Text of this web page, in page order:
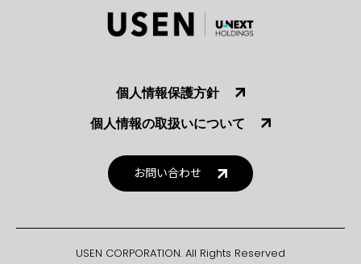
個人情報保護方針
個人情報の取扱いについて
お問い合わせ
USEN CORPORATION. All Rights Reserved